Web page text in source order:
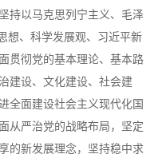
持以马克思列宁主义、毛泽
想、科学发展观、习近平新
贯彻党的基本理论、基本路
建设、文化建设、社会建
全面建设社会主义现代化国
从严治党的战略布局，坚定
的新发展理念，坚持稳中求